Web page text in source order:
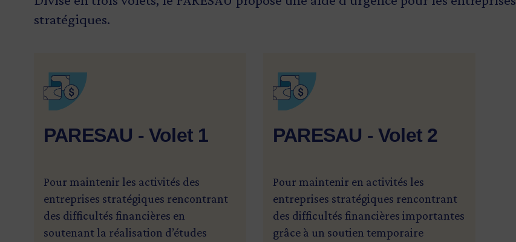
stratégiques.
SVG
PARESAU - Volet 1
Pour maintenir les activités des
entreprises stratégiques rencontrant
des difficultés financières en
soutenant la réalisation d’études
SVG
PARESAU - Volet 2
Pour maintenir en activités les
entreprises stratégiques rencontrant
des difficultés financières importantes
grâce à un soutien temporaire